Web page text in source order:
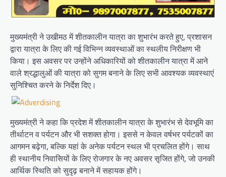
मुख्यमंत्री ने उखीमठ में शीतकालीन यात्रा का शुभारंभ करते हुए, प्रशासन
द्वारा यात्रा के लिए की गई विभिन्न व्यवस्थाओं का स्थलीय निरीक्षण भी
किया। इस अवसर पर उन्होंने अधिकारियों को शीतकालीन यात्रा में आने
वाले श्रद्धालुओं की यात्रा को सुगम बनाने के लिए सभी आवश्यक व्यवस्थाएं
सुनिश्चित करने के निर्देश दिए।
मुख्यमंत्री ने कहा कि प्रदेश में शीतकालीन यात्रा के शुभारंभ से देवभूमि का
तीर्थाटन व पर्यटन और भी सशक्त होगा। इससे न केवल वर्षभर पर्यटकों का
आगमन बढ़ेगा, बल्कि यहां के अनेक पर्यटन स्थल भी प्रचलित होंगे। साथ
ही स्थानीय निवासियों के लिए रोजगार के नए अवसर सृजित होंगे, जो उनकी
आर्थिक स्थिति को सुदृढ़ बनाने में सहायक होंगे।